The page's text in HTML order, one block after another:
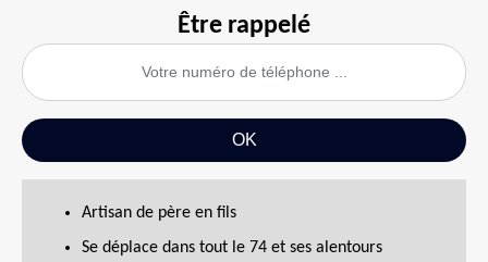
Être rappelé
Artisan de père en fils
Se déplace dans tout le 74 et ses alentours